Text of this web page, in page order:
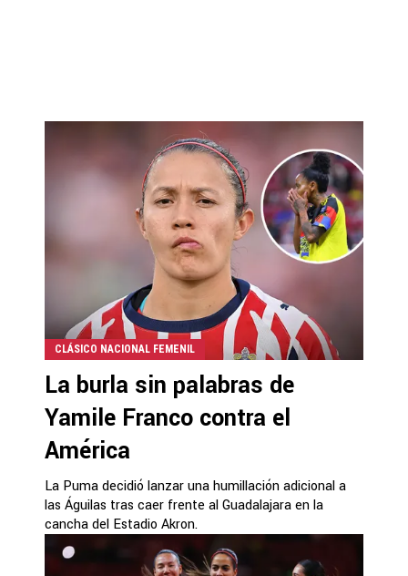
CLÁSICO NACIONAL FEMENIL
La burla sin palabras de
Yamile Franco contra el
América
La Puma decidió lanzar una humillación adicional a
las Águilas tras caer frente al Guadalajara en la
cancha del Estadio Akron.